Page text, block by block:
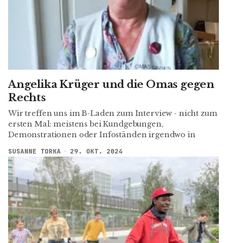
Angelika Krüger und die Omas gegen
Rechts
Wir treffen uns im B-Laden zum Interview - nicht zum
ersten Mal: meistens bei Kundgebungen,
Demonstrationen oder Infoständen irgendwo in
SUSANNE TORKA 29. OKT. 2024